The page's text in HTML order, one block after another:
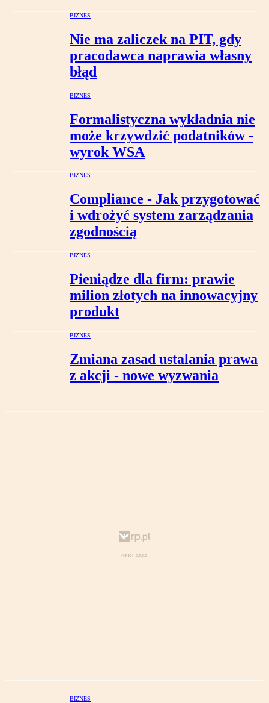
BIZNES
Nie ma zaliczek na PIT, gdy
pracodawca naprawia własny
błąd
BIZNES
Formalistyczna wykładnia nie
może krzywdzić podatników -
wyrok WSA
BIZNES
Compliance - Jak przygotować
i wdrożyć system zarządzania
zgodnością
BIZNES
Pieniądze dla firm: prawie
milion złotych na innowacyjny
produkt
BIZNES
Zmiana zasad ustalania prawa
z akcji - nowe wyzwania
BIZNES